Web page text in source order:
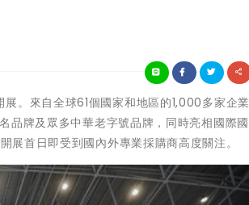
。來自全球61個國家和地區的1,000多家企業
品牌及眾多中華老字號品牌，同時亮相國際國
首日即受到國內外專業採購商高度關注。